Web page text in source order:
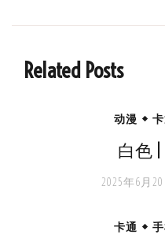
Related Posts
动漫
白色
2025年6月
卡通